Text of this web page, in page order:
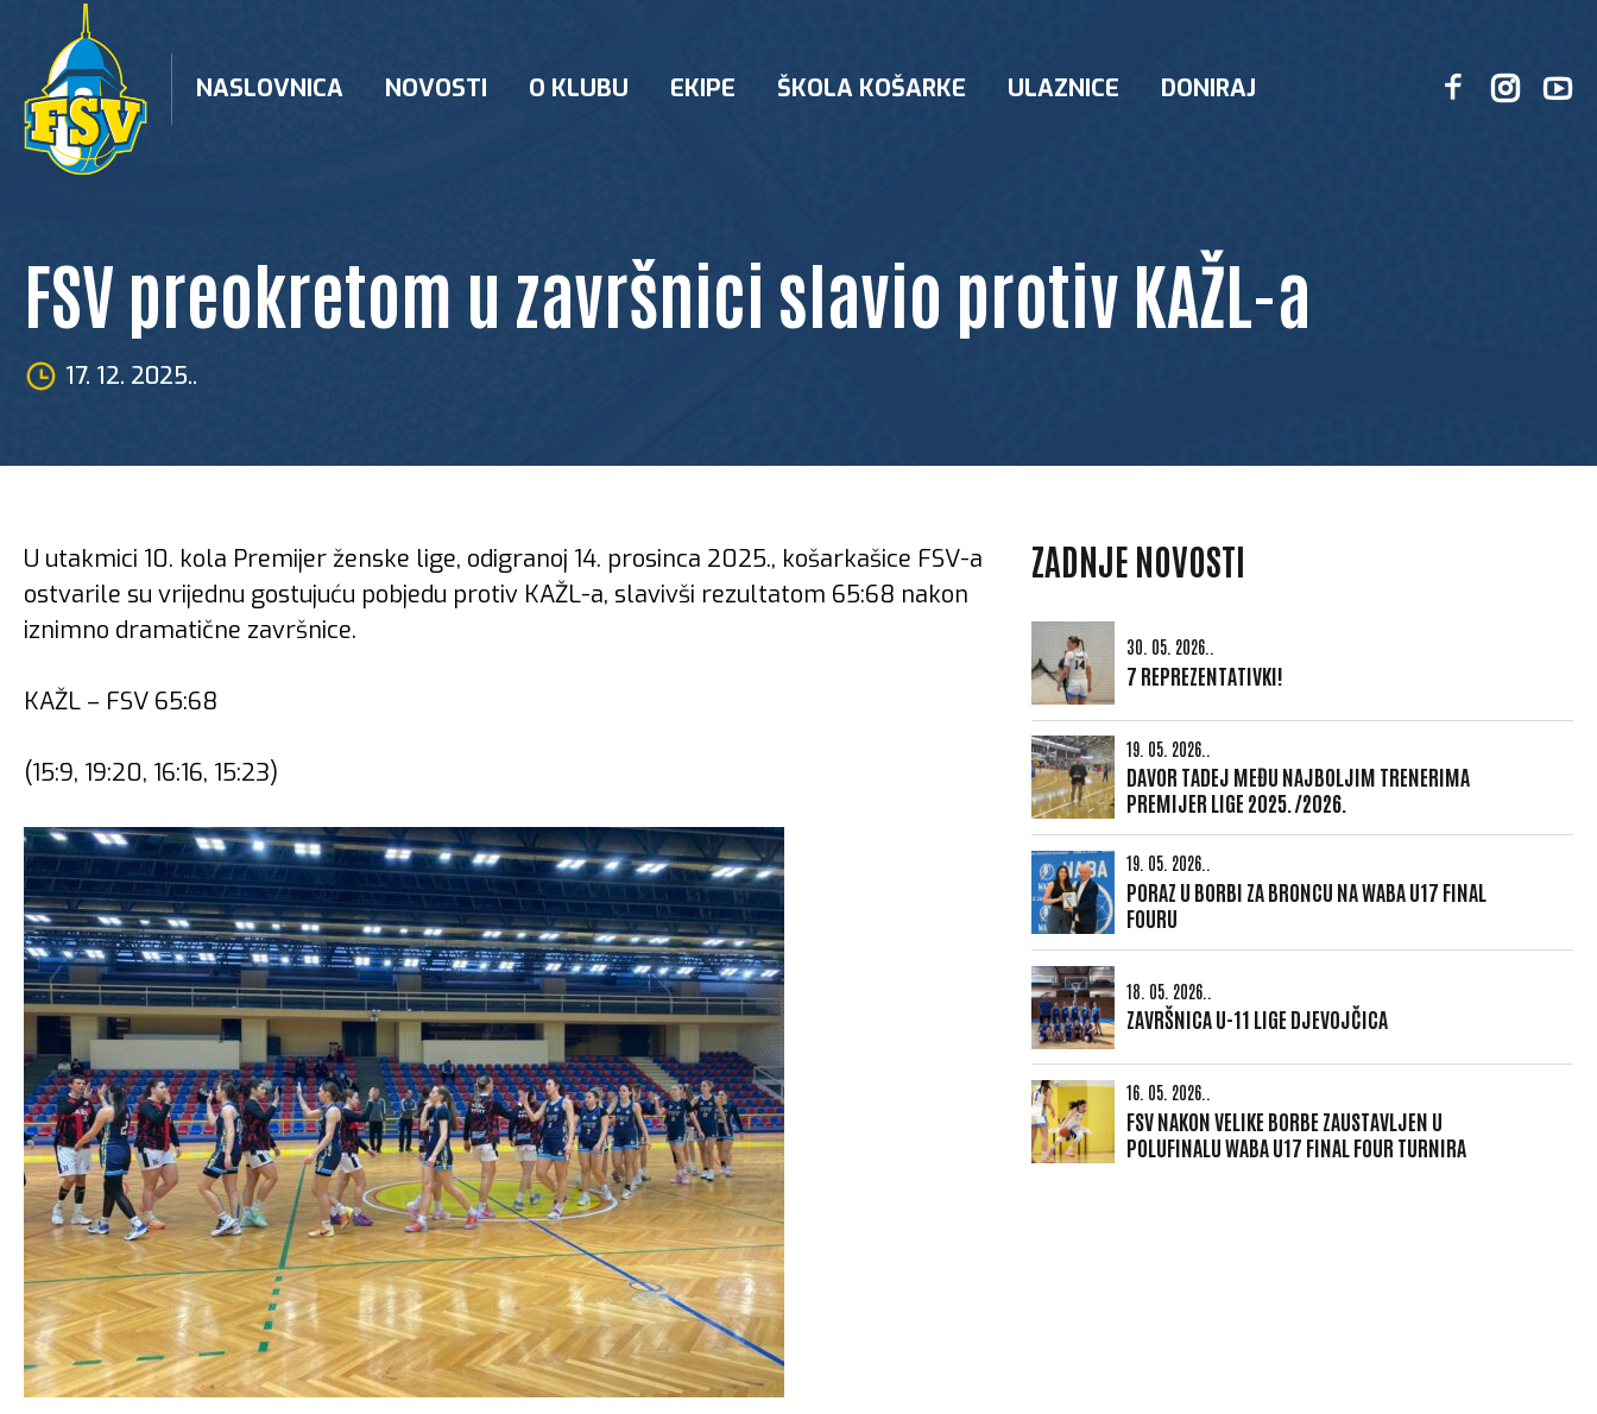
content
NASLOVNICA NOVOSTI O KLUBU EKIPE ŠKOLA KOŠARKE ULAZNICE DONIRAJ
FSV preokretom u završnici slavio protiv KAŽL-a
17. 12. 2025..
U utakmici 10. kola Premijer ženske lige, odigranoj 14. prosinca 2025., košarkašice FSV-a
ostvarile su vrijednu gostujuću pobjedu protiv KAŽL-a, slavivši rezultatom 65:68 nakon
iznimno dramatične završnice.
KAŽL – FSV 65:68
(15:9, 19:20, 16:16, 15:23)
ZADNJE NOVOSTI
30. 05. 2026..
7 REPREZENTATIVKI!
19. 05. 2026..
DAVOR TADEJ MEĐU NAJBOLJIM TRENERIMA
PREMIJER LIGE 2025./2026.
19. 05. 2026..
PORAZ U BORBI ZA BRONCU NA WABA U17 FINAL
FOURU
18. 05. 2026..
ZAVRŠNICA U-11 LIGE DJEVOJČICA
16. 05. 2026..
FSV NAKON VELIKE BORBE ZAUSTAVLJEN U
POLUFINALU WABA U17 FINAL FOUR TURNIRA